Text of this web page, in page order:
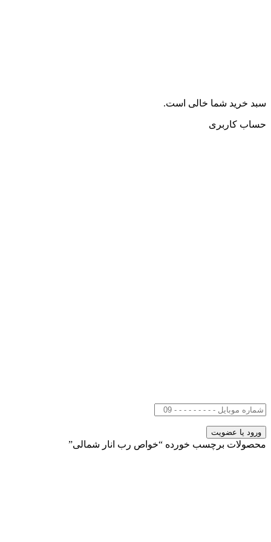
سبد خرید شما خالی است.
حساب کاربری
محصولات برچسب خورده “خواص رب انار شمالی”